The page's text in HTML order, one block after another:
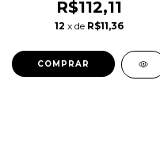
R$112,11
12 x de R$11,36